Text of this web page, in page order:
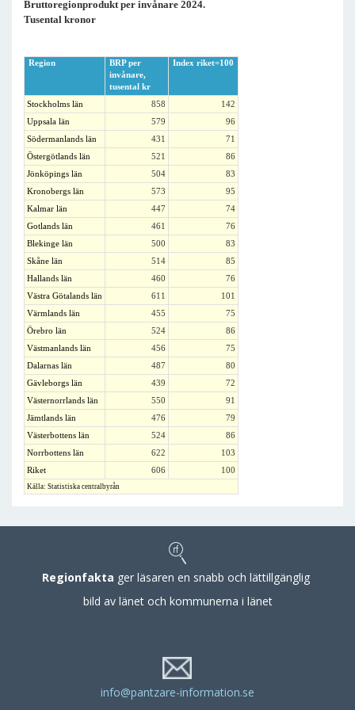
Bruttoregionprodukt per invånare 2024.
Tusental kronor
Region
BRP per
invånare,
tusental kr
Index riket=100
Stockholms län 858
142
Uppsala län
579
96
Södermanlands län
431
71
Östergötlands län
521
86
Jönköpings län
504
83
Kronobergs län
573
95
Kalmar län
447
74
Gotlands län
461
76
Blekinge län
500
83
Skåne län
514
85
Hallands län
460
76
Västra Götalands län
611
101
Värmlands län
455
75
Örebro län
524
86
Västmanlands län
456
75
Dalarnas län
487
80
Gävleborgs län
439
72
Västernorrlands län
550
91
Jämtlands län
476
79
Västerbottens län
524
86
Norrbottens län
622
103
Riket
606 100
Källa: Statistiska centralbyrån
Regionfakta ger läsaren en snabb och lättillgänglig
bild av länet och kommunerna i länet
info@pantzare-information.se